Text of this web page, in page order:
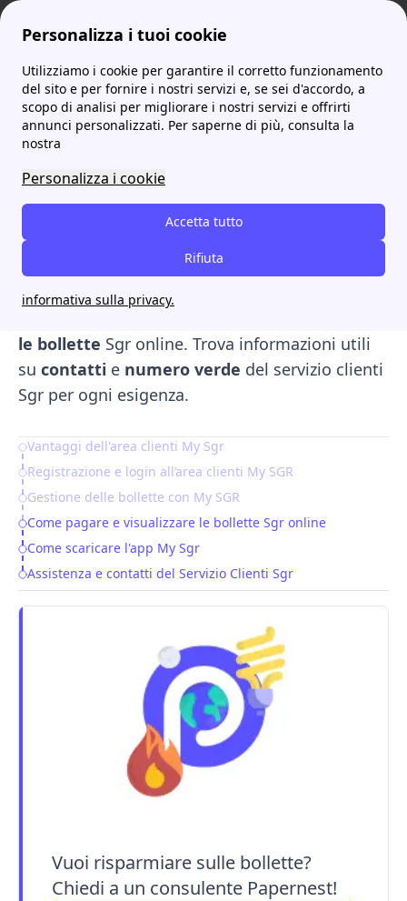
Personalizza i tuoi cookie
Utilizziamo i cookie per garantire il corretto funzionamento
del sito e per fornire i nostri servizi e, se sei d'accordo, a
scopo di analisi per migliorare i nostri servizi e offrirti
annunci personalizzati. Per saperne di più, consulta la
nostra
Personalizza i cookie
Accetta tutto
Rifiuta
informativa sulla privacy.
ProntoBolletta MoreSGR Rimini My Sgr: login, registrazione e servizi online per gestire le tue bollette
My Sgr: login,
registrazione e servizi
online per gestire le tue
Scopri come accedere all'Area Clienti My Sgr
con le procedure di
le bollette Sgr online. Trova informazioni utili
su contatti e numero verde del servizio clienti
Sgr per ogni esigenza.
Table of Contents
Vantaggi dell'area clienti My Sgr
Registrazione e login all’area clienti My SGR
Gestione delle bollette con My SGR
Come pagare e visualizzare le bollette Sgr online
Come scaricare l'app My Sgr
Assistenza e contatti del Servizio Clienti Sgr
Vuoi risparmiare sulle bollette?
Chiedi a un consulente Papernest!